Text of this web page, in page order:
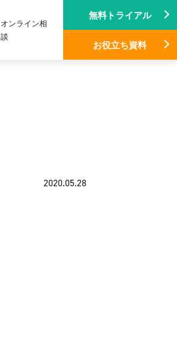
オンライン相
談
無料トライアル
お役立ち資料
2020.05.28